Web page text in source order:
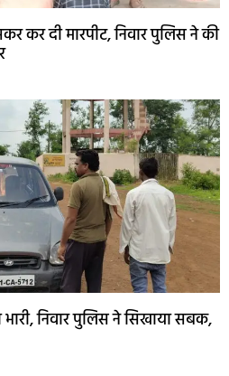
दी मारपीट, निवार पुलिस ने की
निवार पुलिस ने सिखाया सबक,